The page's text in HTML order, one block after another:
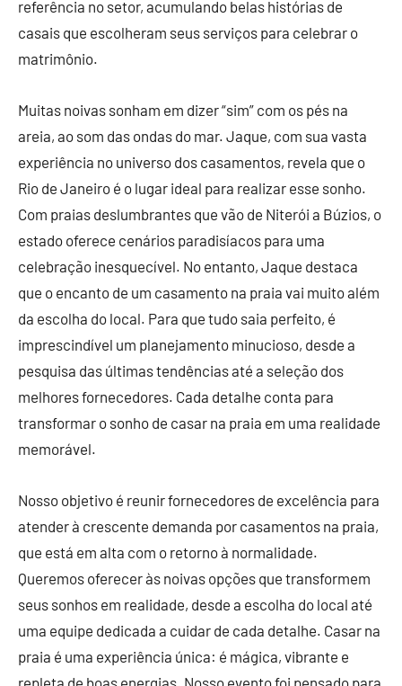
referência no setor, acumulando belas histórias de
casais que escolheram seus serviços para celebrar o
matrimônio.
Muitas noivas sonham em dizer “sim” com os pés na
areia, ao som das ondas do mar. Jaque, com sua vasta
experiência no universo dos casamentos, revela que o
Rio de Janeiro é o lugar ideal para realizar esse sonho.
Com praias deslumbrantes que vão de Niterói a Búzios, o
estado oferece cenários paradisíacos para uma
celebração inesquecível. No entanto, Jaque destaca
que o encanto de um casamento na praia vai muito além
da escolha do local. Para que tudo saia perfeito, é
imprescindível um planejamento minucioso, desde a
pesquisa das últimas tendências até a seleção dos
melhores fornecedores. Cada detalhe conta para
transformar o sonho de casar na praia em uma realidade
memorável.
Nosso objetivo é reunir fornecedores de excelência para
atender à crescente demanda por casamentos na praia,
que está em alta com o retorno à normalidade.
Queremos oferecer às noivas opções que transformem
seus sonhos em realidade, desde a escolha do local até
uma equipe dedicada a cuidar de cada detalhe. Casar na
praia é uma experiência única: é mágica, vibrante e
repleta de boas energias. Nosso evento foi pensado para